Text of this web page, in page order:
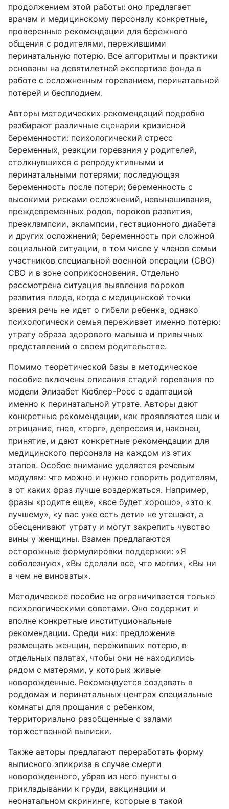
продолжением этой работы: оно предлагает
врачам и медицинскому персоналу конкретные,
проверенные рекомендации для бережного
общения с родителями, пережившими
перинатальную потерю. Все алгоритмы и практики
основаны на девятилетней экспертизе фонда в
работе с осложненным гореванием, перинатальной
потерей и бесплодием.
Авторы методических рекомендаций подробно
разбирают различные сценарии кризисной
беременности: психологический стресс
беременных, реакции горевания у родителей,
столкнувшихся с репродуктивными и
перинатальными потерями; последующая
беременность после потери; беременность с
высокими рисками осложнений, невынашивания,
преждевременных родов, пороков развития,
преэклампсии, эклампсии, гестационного диабета
и других осложнений; беременность при сложной
социальной ситуации, в том числе у членов семьи
участников специальной военной операции (СВО)
СВО и в зоне соприкосновения. Отдельно
рассмотрена ситуация выявления пороков
развития плода, когда с медицинской точки
зрения речь не идет о гибели ребенка, однако
психологически семья переживает именно потерю:
утрату образа здорового малыша и привычных
представлений о своем родительстве.
Помимо теоретической базы в методическое
пособие включены описания стадий горевания по
модели Элизабет Кюблер-Росс с адаптацией
именно к перинатальной утрате. Авторы дают
конкретные рекомендации, как проявляются шок и
отрицание, гнев, «торг», депрессия и, наконец,
принятие, и дают конкретные рекомендации для
медицинского персонала на каждом из этих
этапов. Особое внимание уделяется речевым
модулям: что можно и нужно говорить родителям,
а от каких фраз лучше воздержаться. Например,
фразы «родите еще», «все будет хорошо», «это к
лучшему», «у вас уже есть дети» не утешают, а
обесценивают утрату и могут закрепить чувство
вины у женщины. Взамен предлагаются
осторожные формулировки поддержки: «Я
соболезную», «Вы сделали все, что могли», «Вы ни
в чем не виноваты».
Методическое пособие не ограничивается только
психологическими советами. Оно содержит и
вполне конкретные институциональные
рекомендации. Среди них: предложение
размещать женщин, переживших потерю, в
отдельных палатах, чтобы они не находились
рядом с матерями, у которых живые
новорожденные. Рекомендуется создавать в
роддомах и перинатальных центрах специальные
комнаты для прощания с ребенком,
территориально разобщенные с залами
торжественной выписки.
Также авторы предлагают переработать форму
выписного эпикриза в случае смерти
новорожденного, убрав из него пункты о
прикладывании к груди, вакцинации и
неонатальном скрининге, которые в такой